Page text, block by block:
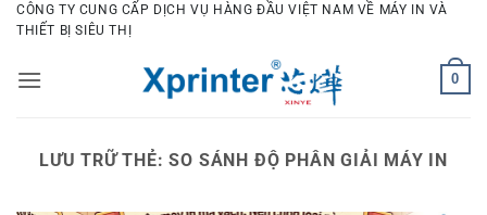
Bỏ
qua
dung
CÔNG TY CUNG CẤP DỊCH VỤ HÀNG ĐẦU VIỆT NAM VỀ MÁY IN VÀ
THIẾT BỊ SIÊU THỊ
0
LƯU TRỮ THẺ:SO SÁNH ĐỘ PHÂN GIẢI MÁY IN